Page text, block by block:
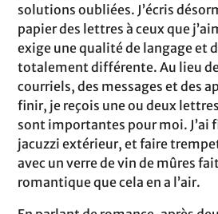
solutions oubliées. J’écris
papier des lettres à ceux que
exige une qualité de langage et
totalement différente. Au lieu
courriels, des messages et des
finir, je reçois une ou deux
sont importantes pour moi. J’ai
jacuzzi extérieur, et faire
avec un verre de vin de mûres
romantique que cela en a l’air.